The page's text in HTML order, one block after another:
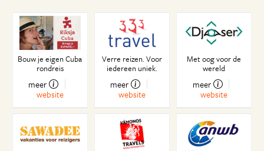
Bouw je eigen Cuba
rondreis
meer
website
Verre reizen. Voor
iedereen uniek.
meer
website
Met oog voor de
wereld
meer
website